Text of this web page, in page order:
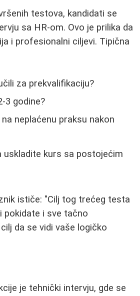
testova, kandidati se
sa HR-om. Ovo je prilika da
i profesionalni ciljevi. Tipična
za prekvalifikaciju?
3 godine?
neplaćenu praksu nakon
uskladite kurs sa postojećim
ističe: "Cilj tog trećeg testa
pokidate i sve tačno
da se vidi vaše logičko
je tehnički intervju, gde se